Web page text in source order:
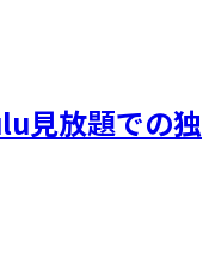
見放題での独